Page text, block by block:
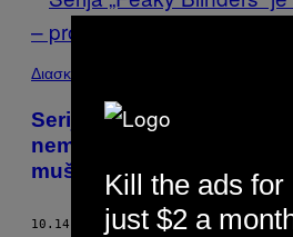
Διασκέδαση
Serija „Peaky Blinders“ je
nemoguće – promenila je
muškarce
10.14.19 ODJAMES GREIG
Kill the ads for
just $2 a